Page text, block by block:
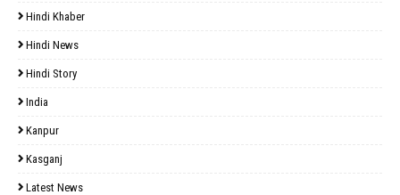
Hindi Khaber
Hindi News
Hindi Story
India
Kanpur
Kasganj
Latest News